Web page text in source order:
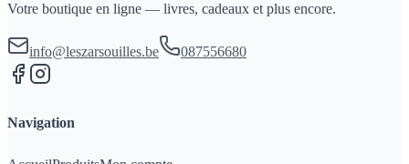
Votre boutique en ligne — livres, cadeaux et plus encore.
info@leszarsouilles.be 087556680
Navigation